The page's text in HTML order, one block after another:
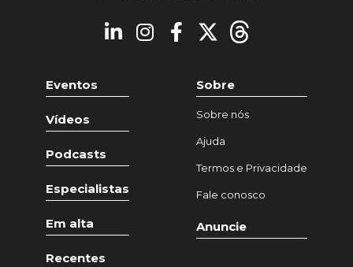
Eventos
Vídeos
Podcasts
Especialistas
Em alta
Recentes
Sobre
Sobre nós
Ajuda
Termos e Privacidade
Fale conosco
Anuncie